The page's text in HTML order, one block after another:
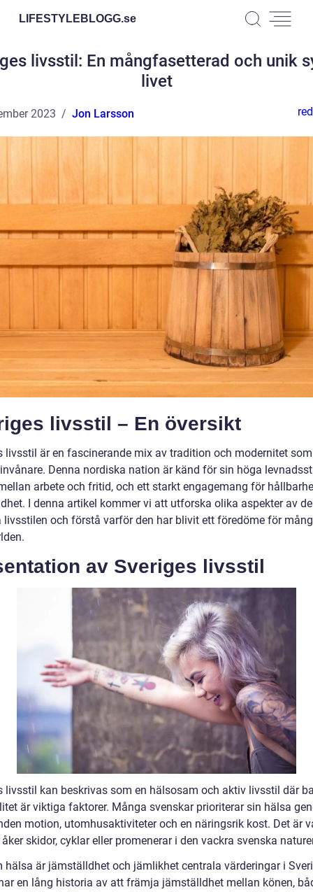
LIFESTYLEBLOGG.se
livsstil: En mångfasetterad och unik
livet
2023 Jon Larsson
livsstil – En översikt
livsstil är en fascinerande mix av tradition och modernitet
Denna nordiska nation är känd för sin höga
arbete och fritid, och ett starkt engagemang för
I denna artikel kommer vi att utforska olika aspekter av
livsstilen och förstå varför den har blivit ett föredöme för
av Sveriges livsstil
livsstil kan beskrivas som en hälsosam och aktiv livsstil där
är viktiga faktorer. Många svenskar prioriterar sin hälsa
motion, utomhusaktiviteter och en näringsrik kost. Det är
skidor, cyklar eller promenerar i den vackra svenska
hälsa är jämställdhet och jämlikhet centrala värderingar i
en lång historia av att främja jämställdhet mellan könen,